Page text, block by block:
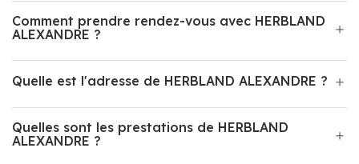
Comment prendre rendez-vous avec HERBLAND
ALEXANDRE ?
Quelle est l'adresse de HERBLAND ALEXANDRE ?
Quelles sont les prestations de HERBLAND
ALEXANDRE ?